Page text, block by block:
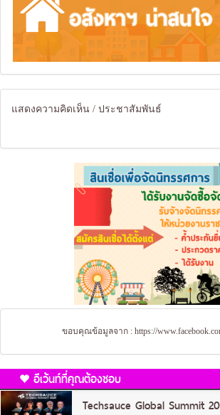
แสดงความคิดเห็น / ประชาสัมพันธ์
ขอบคุณข้อมูลจาก : https://
อีเว้นท์ที่คุณต้องชอบ
Techsauce Global Summit